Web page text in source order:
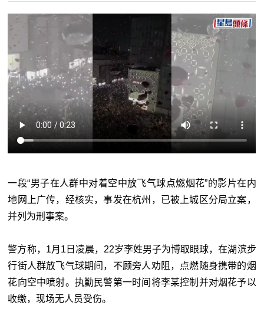
一段“男子在人群中对着空中放飞气球点燃烟花”的影片在内
地网上广传，经核实，事发在杭州，已被上城区分局立案，
并列为刑事案。
警方称，1月1日凌晨，22岁李姓男子为博取眼球，在湖滨步
行街人群放飞气球期间，不顾旁人劝阻，点燃随身携带的烟
花向空中喷射。执勤民警第一时间将李某控制并对烟花予以
收缴，现场无人员受伤。